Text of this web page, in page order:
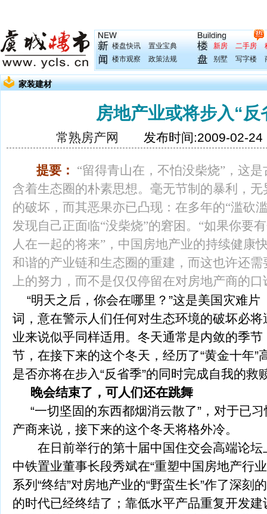
楼盘快讯
置业宝典
楼市观察
政策法规
新房 二手房
别墅
写字楼
家装建材
房地产业或将步入“反
常熟房产网 发布时间:2009-02-
提要 ： “留得青山在，不怕没柴烧”，这
含着生态圈的朴素思想。毫无节制的暴利，无
的破坏，而其恶果亦已凸现：在多年的“滥砍
发现自己正面临“没柴烧”的窘困。“如果你要
人在一起的将来”，中国房地产业的持续健康
和谐的产业链和生态圈的重建，而这也许还
上的努力，而不是仅仅停留在对房地产商的口
“明天之后，你会在哪里？”这是美国灾难片
词，意在警示人们任何对生态环境的破坏必
业来说似乎同样适用。冬天通常是内敛的季
节，在接下来的这个冬天，经历了“黄金十年”
是否亦将在步入“反省季”的同时完成自我的救
晚会结束了，可人们还在跳舞
“一切坚固的东西都烟消云散了”，对于已习
产商来说，接下来的这个冬天将格外冷。
在日前举行的第十届中国住交会高端论坛
中铁置业董事长段秀斌在“重塑中国房地产行
系列“终结”对房地产业的“野蛮生长”作了深刻
的时代已经终结了；靠低水平产品重复开发